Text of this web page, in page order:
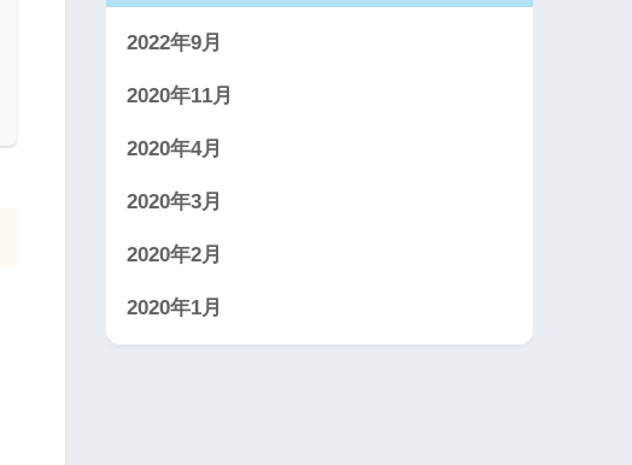
2022年9月
2020年11月
2020年4月
2020年3月
2020年2月
2020年1月